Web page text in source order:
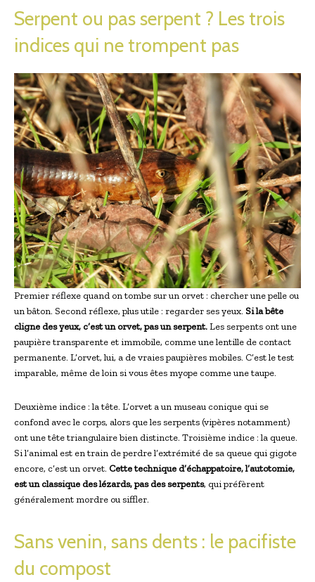
Serpent ou pas serpent ? Les trois
indices qui ne trompent pas
Premier réflexe quand on tombe sur un orvet : chercher une pelle ou
un bâton. Second réflexe, plus utile : regarder ses yeux. Si la bête
cligne des yeux, c’est un orvet, pas un serpent.Les serpents ont une
paupière transparente et immobile, comme une lentille de contact
permanente. L’orvet, lui, a de vraies paupières mobiles. C’est le test
imparable, même de loin si vous êtes myope comme une taupe.
Deuxième indice : la tête. L’orvet a un museau conique qui se
confond avec le corps, alors que les serpents (vipères notamment)
ont une tête triangulaire bien distincte. Troisième indice : la queue.
Si l’animal est en train de perdre l’extrémité de sa queue qui gigote
encore, c’est un orvet. Cette technique d’échappatoire, l’autotomie,
est un classique des lézards, pas des serpents, qui préfèrent
généralement mordre ou siffler.
Sans venin, sans dents : le pacifiste
du compost